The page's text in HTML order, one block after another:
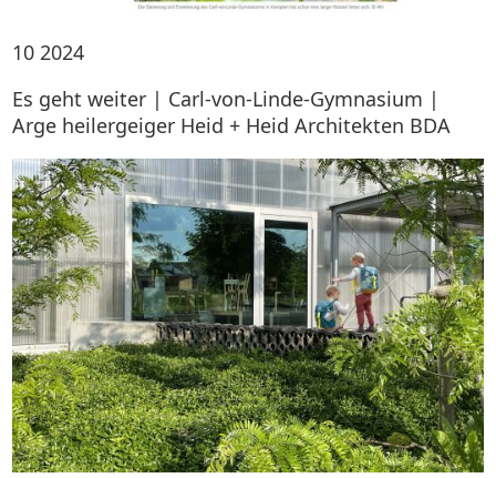
10 2024
Es geht weiter | Carl-von-Linde-Gymnasium |
Arge heilergeiger Heid + Heid Architekten BDA